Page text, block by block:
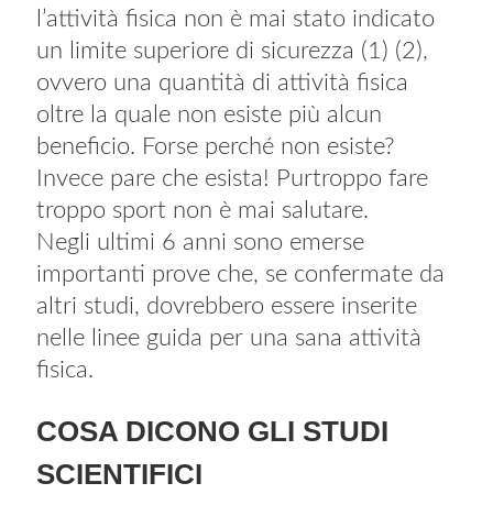
l’attività fisica non è mai stato indicato
un limite superiore di sicurezza (1) (2),
ovvero una quantità di attività fisica
oltre la quale non esiste più alcun
beneficio. Forse perché non esiste?
Invece pare che esista! Purtroppo fare
troppo sport non è mai salutare.
Negli ultimi 6 anni sono emerse
importanti prove che, se confermate da
altri studi, dovrebbero essere inserite
nelle linee guida per una sana attività
fisica.
COSA DICONO GLI STUDI
SCIENTIFICI